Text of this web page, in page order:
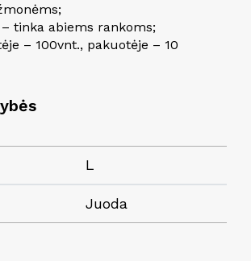
L
Juoda
tinka abiems rankoms;
– 100vnt., pakuotėje – 10